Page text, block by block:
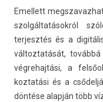
Em­el­lett
szolgáltatásokról
terjesztés és a
vál­toztatását,
vég­rehaj­tási, a
koztatási és a
döntése alapján több